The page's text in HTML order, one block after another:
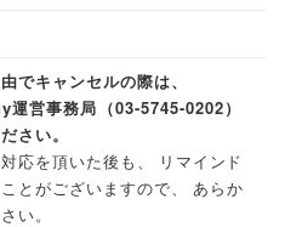
でキャンセルの際は、
運営事務局 （03-5745-0202）
さい。
応を頂いた後も 、
リマインド
とがございますので、
あらか
い。